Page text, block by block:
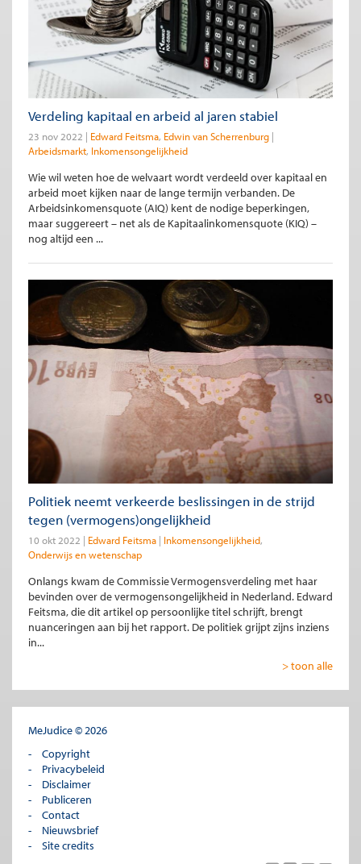
Verdeling kapitaal en arbeid al jaren stabiel
23 nov 2022 Edward Feitsma Edwin van Scherrenburg
Arbeidsmarkt Inkomensongelijkheid
Wie wil weten hoe de welvaart wordt verdeeld over kapitaal en
arbeid moet kijken naar de lange termijn verbanden. De
Arbeidsinkomensquote (AIQ) kent de nodige beperkingen,
maar suggereert – net als de Kapitaalinkomensquote (KIQ) –
nog altijd een ...
Politiek neemt verkeerde beslissingen in de strijd
tegen (vermogens)ongelijkheid
10 okt 2022 Edward Feitsma
Inkomensongelijkheid
Onderwijs en wetenschap
Onlangs kwam de Commissie Vermogensverdeling met haar
bevinden over de vermogensongelijkheid in Nederland. Edward
Feitsma, die dit artikel op persoonlijke titel schrijft, brengt
nuanceringen aan bij het rapport. De politiek grijpt zijns inziens
in...
> toon alle
MeJudice © 2026
Copyright
Privacybeleid
Disclaimer
Publiceren
Contact
Nieuwsbrief
Site credits